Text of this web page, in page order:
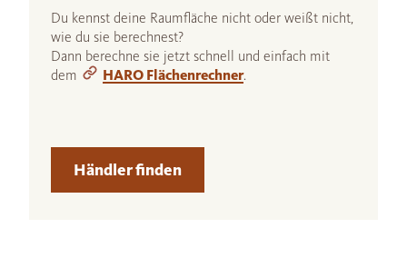
Du kennst deine Raumfläche nicht oder weißt nicht,
wie du sie berechnest?
Dann berechne sie jetzt schnell und einfach mit
dem
HARO Flächenrechner.
Händler finden